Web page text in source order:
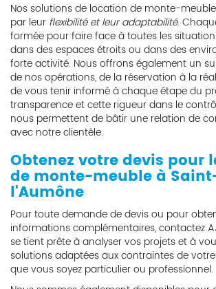
Nos solutions de location de monte-
par leur flexibilité et leur adaptabilité.
formée pour faire face à toutes les
dans des espaces étroits ou dans des
forte activité. Nous offrons également un
de nos opérations, de la réservation à la
de vous tenir informé à chaque étape du
transparence et cette rigueur dans le
nous permettent de bâtir une relation de
avec notre clientèle.
Obtenez votre devis pour
de monte-meuble à
l'Aumône
Pour toute demande de devis ou pour
informations complémentaires, contactez
se tient prête à analyser vos projets et à
solutions adaptées aux contraintes de
que vous soyez particulier ou professionnel.